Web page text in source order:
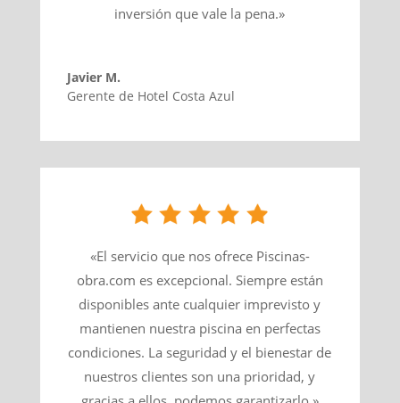
inversión que vale la pena.»
Javier M.
Gerente de Hotel Costa Azul
«El servicio que nos ofrece Piscinas-
obra.com es excepcional. Siempre están
disponibles ante cualquier imprevisto y
mantienen nuestra piscina en perfectas
condiciones. La seguridad y el bienestar de
nuestros clientes son una prioridad, y